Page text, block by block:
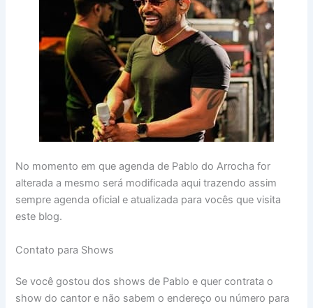
No momento em que agenda de Pablo do Arrocha for
alterada a mesmo será modificada aqui trazendo assim
sempre agenda oficial e atualizada para vocês que visita
este blog.
Contato para Shows
Se você gostou dos shows de Pablo e quer contrata o
show do cantor e não sabem o endereço ou número para